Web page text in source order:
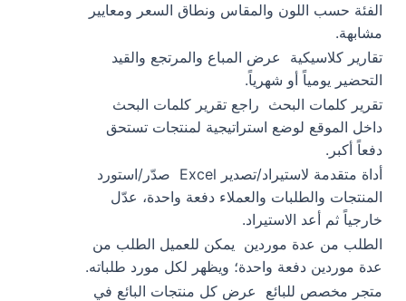
الفئة حسب اللون والمقاس ونطاق السعر ومعايير
مشابهة.
تقارير كلاسيكية
عرض المباع والمرتجع والقيد
التحضير يومياً أو شهرياً.
تقرير كلمات البحث راجع تقرير كلمات البحث
داخل الموقع لوضع استراتيجية لمنتجات تستحق
دفعاً أكبر.
أداة متقدمة لاستيراد/تصدير Excel
صدّر/استورد
المنتجات والطلبات والعملاء دفعة واحدة، عدّل
خارجياً ثم أعد الاستيراد.
الطلب من عدة موردين يمكن للعميل الطلب من
عدة موردين دفعة واحدة؛ ويظهر لكل مورد طلباته.
متجر مخصص للبائع
عرض كل منتجات البائع في